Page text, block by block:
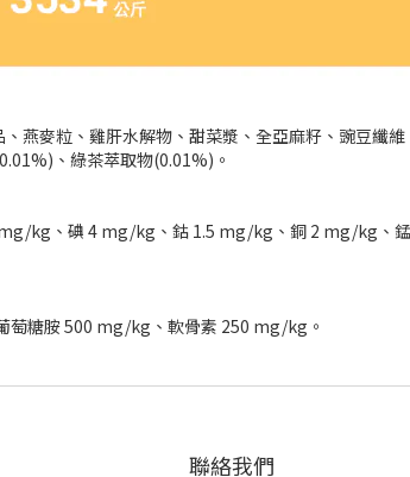
燕麥粒、雞肝水解物、甜菜漿、全亞麻籽、豌豆纖
、綠茶萃取物(0.01%)。
kg、碘 4 mg/kg、鈷 1.5 mg/kg、銅 2 mg/kg、
萄糖胺 500 mg/kg、軟骨素 250 mg/kg。
聯絡我們